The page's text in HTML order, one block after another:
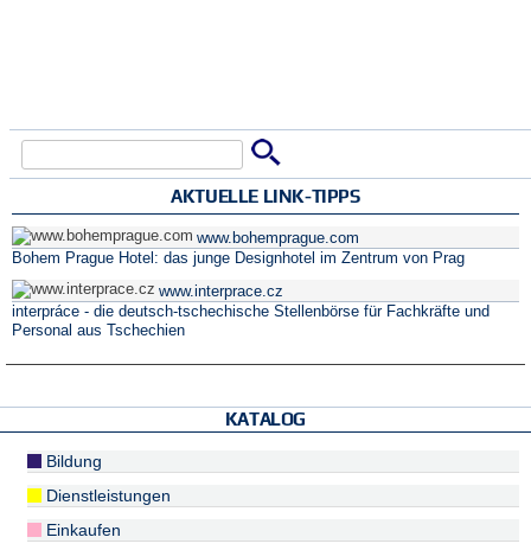
AKTUELLE LINK-TIPPS
www.bohemprague.com
Bohem Prague Hotel: das junge Designhotel im Zentrum von Prag
www.interprace.cz
interpráce - die deutsch-tschechische Stellenbörse für Fachkräfte und
Personal aus Tschechien
KATALOG
Bildung
Dienstleistungen
Einkaufen